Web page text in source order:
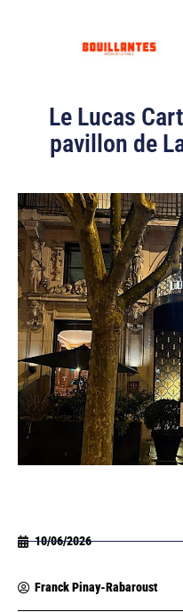
Le Lucas
pavillon de
10/06/2026
Franck Pinay-Rabaroust